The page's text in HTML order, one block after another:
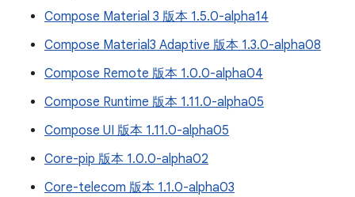
Compose Material 3 版本 1.5.0-alpha14
Compose Material3 Adaptive 版本 1.3.0-alpha08
Compose Remote 版本 1.0.0-alpha04
Compose Runtime 版本 1.11.0-alpha05
Compose UI 版本 1.11.0-alpha05
Core-pip 版本 1.0.0-alpha02
Core-telecom 版本 1.1.0-alpha03